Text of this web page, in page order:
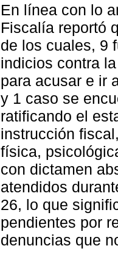
En línea con lo
Fiscalía reportó
de los cuales, 9
indicios contra
para acusar e ir
y 1 caso se
ratificando el
instrucción
física,
con dictamen
atendidos
26, lo que
pendientes por
denuncias que